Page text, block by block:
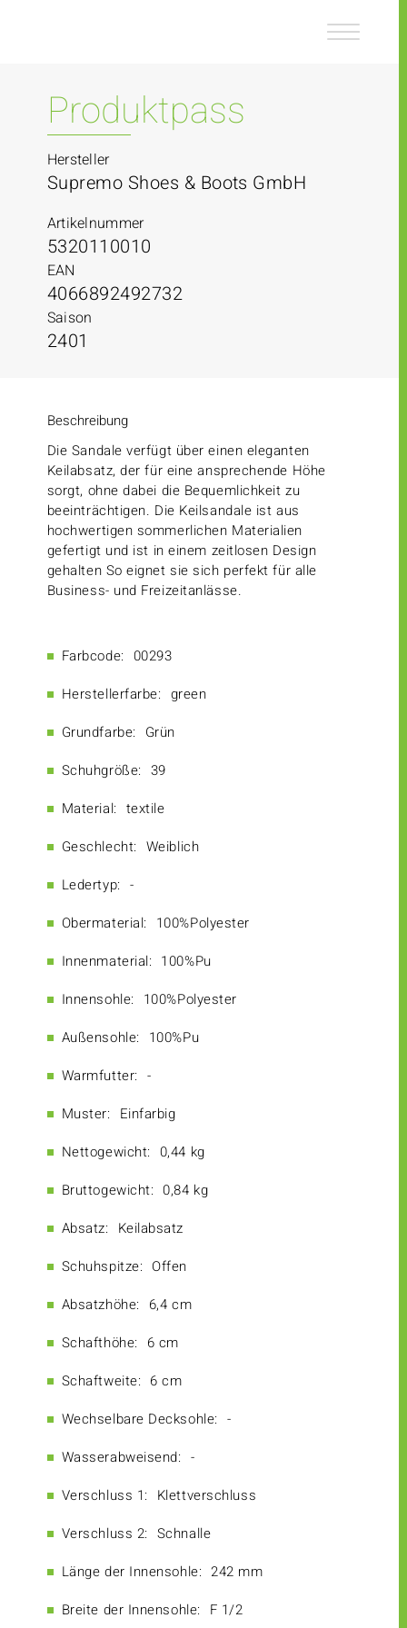
Produktpass
Hersteller
Supremo Shoes & Boots GmbH
Artikelnummer
5320110010
EAN
4066892492732
Saison
2401
Beschreibung
Die Sandale verfügt über einen eleganten
Keilabsatz, der für eine ansprechende Höhe
sorgt, ohne dabei die Bequemlichkeit zu
beeinträchtigen. Die Keilsandale ist aus
hochwertigen sommerlichen Materialien
gefertigt und ist in einem zeitlosen Design
gehalten So eignet sie sich perfekt für alle
Business- und Freizeitanlässe.
Farbcode: 00293
Herstellerfarbe: green
Grundfarbe: Grün
Schuhgröße: 39
Material: textile
Geschlecht: Weiblich
Ledertyp: -
Obermaterial: 100%Polyester
Innenmaterial: 100%Pu
Innensohle: 100%Polyester
Außensohle: 100%Pu
Warmfutter: -
Muster: Einfarbig
Nettogewicht: 0,44 kg
Bruttogewicht: 0,84 kg
Absatz: Keilabsatz
Schuhspitze: Offen
Absatzhöhe: 6,4 cm
Schafthöhe: 6 cm
Schaftweite: 6 cm
Wechselbare Decksohle: -
Wasserabweisend: -
Verschluss 1: Klettverschluss
Verschluss 2: Schnalle
Länge der Innensohle: 242 mm
Breite der Innensohle: F 1/2